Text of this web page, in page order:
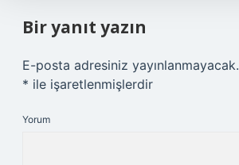
Bir yanıt yazın
E-posta adresiniz yayınlanmayacak.
* ile işaretlenmişlerdir
Yorum